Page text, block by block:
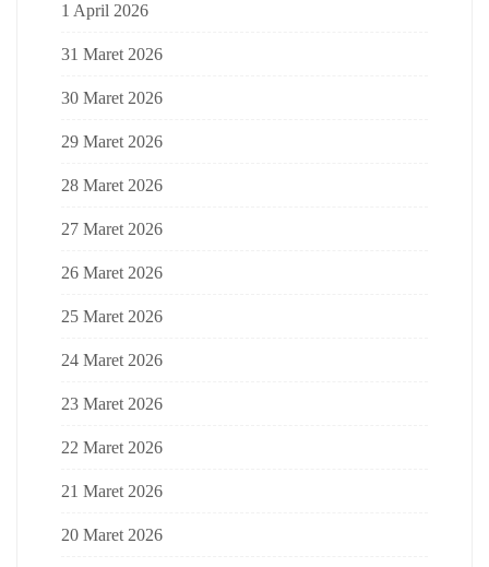
1 April 2026
31 Maret 2026
30 Maret 2026
29 Maret 2026
28 Maret 2026
27 Maret 2026
26 Maret 2026
25 Maret 2026
24 Maret 2026
23 Maret 2026
22 Maret 2026
21 Maret 2026
20 Maret 2026